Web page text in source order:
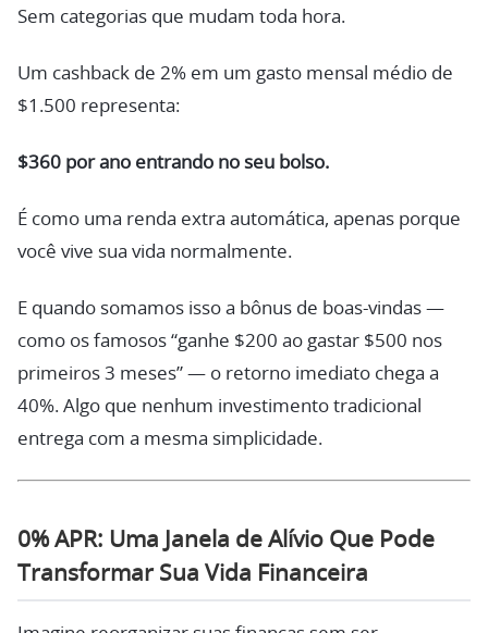
Sem categorias que mudam toda hora.
Um cashback de 2% em um gasto mensal médio de
$1.500 representa:
$360 por ano entrando no seu bolso.
É como uma renda extra automática, apenas porque
você vive sua vida normalmente.
E quando somamos isso a bônus de boas-vindas —
como os famosos “ganhe $200 ao gastar $500 nos
primeiros 3 meses” — o retorno imediato chega a
40%. Algo que nenhum investimento tradicional
entrega com a mesma simplicidade.
0% APR: Uma Janela de Alívio Que Pode
Transformar Sua Vida Financeira